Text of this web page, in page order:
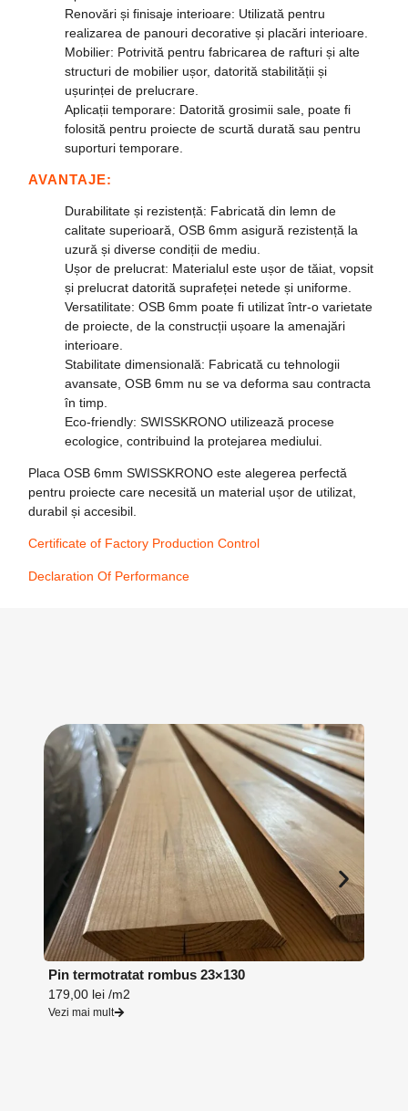
Renovări și finisaje interioare: Utilizată pentru
realizarea de panouri decorative și placări interioare.
Mobilier: Potrivită pentru fabricarea de rafturi și alte
structuri de mobilier ușor, datorită stabilității și
ușurinței de prelucrare.
Aplicații temporare: Datorită grosimii sale, poate fi
folosită pentru proiecte de scurtă durată sau pentru
suporturi temporare.
AVANTAJE:
Durabilitate și rezistență: Fabricată din lemn de
calitate superioară, OSB 6mm asigură rezistență la
uzură și diverse condiții de mediu.
Ușor de prelucrat: Materialul este ușor de tăiat, vopsit
și prelucrat datorită suprafeței netede și uniforme.
Versatilitate: OSB 6mm poate fi utilizat într-o varietate
de proiecte, de la construcții ușoare la amenajări
interioare.
Stabilitate dimensională: Fabricată cu tehnologii
avansate, OSB 6mm nu se va deforma sau contracta
în timp.
Eco-friendly: SWISSKRONO utilizează procese
ecologice, contribuind la protejarea mediului.
Placa OSB 6mm SWISSKRONO este alegerea perfectă
pentru proiecte care necesită un material ușor de utilizat,
durabil și accesibil.
Certificate of Factory Production Control
Declaration Of Performance
Pin termotratat rombus 23×130
179,00 lei /m2
Vezi mai mult